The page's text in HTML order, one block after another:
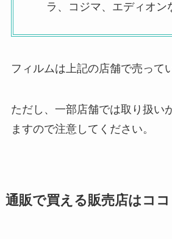
ラ、コジマ、エディオン
フィルムは上記の店舗で売って
ただし、一部店舗では取り扱い
ますので注意してください。
通販で買える販売店はココ